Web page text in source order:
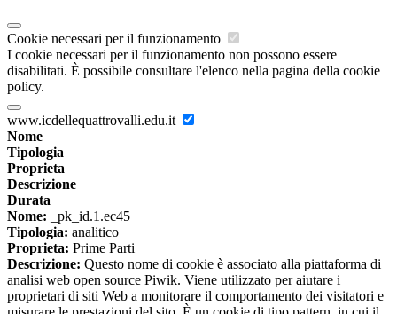
Cookie necessari per il funzionamento
I cookie necessari per il funzionamento non possono essere
disabilitati. È possibile consultare l'elenco nella pagina della cookie
policy.
www.icdellequattrovalli.edu.it
Nome
Tipologia
Proprieta
Descrizione
Durata
Nome: _pk_id.1.ec45
Tipologia: analitico
Proprieta: Prime Parti
Descrizione: Questo nome di cookie è associato alla piattaforma di
analisi web open source Piwik. Viene utilizzato per aiutare i
proprietari di siti Web a monitorare il comportamento dei visitatori e